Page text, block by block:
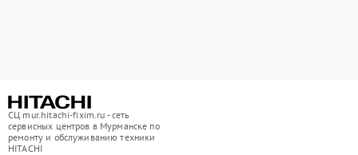
СЦ mur.hitachi-fixim.ru - сеть
сервисных центров в Мурманске по
ремонту и обслуживанию техники
HITACHI